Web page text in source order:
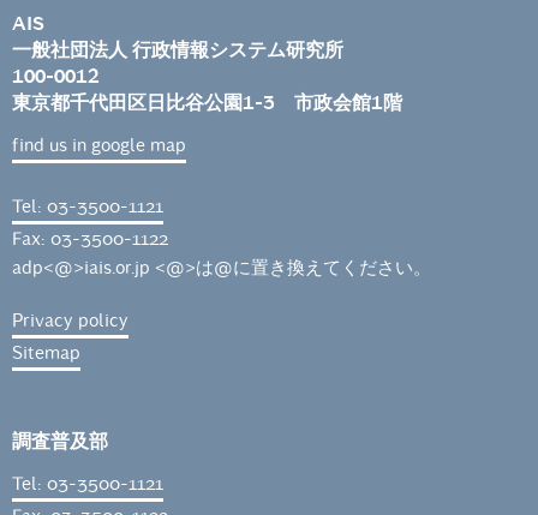
AIS
一般社団法人 行政情報システム研究所
100-0012
東京都千代田区日比谷公園1-3 市政会館1階
find us in google map
Tel: 03-3500-1121
Fax: 03-3500-1122
adp<@>iais.or.jp <@>は@に置き換えてください。
Privacy policy
Sitemap
調査普及部
Tel: 03-3500-1121